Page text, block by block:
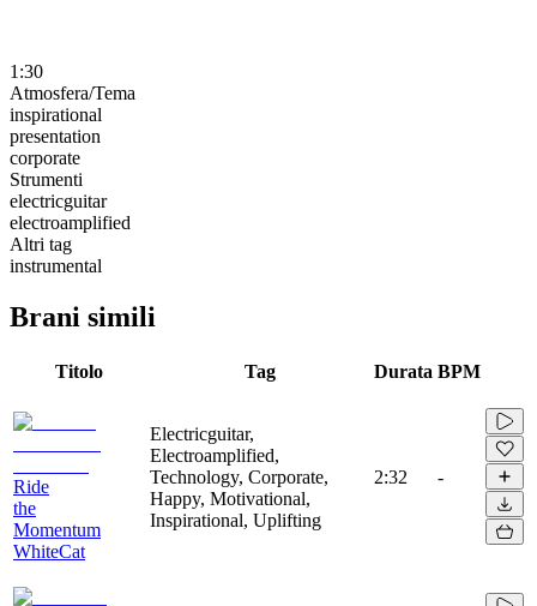
1:30
Atmosfera/Tema
inspirational
presentation
corporate
Strumenti
electricguitar
electroamplified
Altri tag
instrumental
Brani simili
Titolo Tag Durata BPM
Ride
the
Momentum
WhiteCat
Electricguitar,
Electroamplified,
Technology, Corporate,
Happy, Motivational,
Inspirational, Uplifting
2:32 -